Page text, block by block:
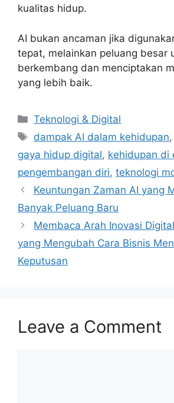
kualitas hidup.
AI bukan ancaman jika
tepat, melainkan peluang besar
berkembang dan menciptakan
yang lebih baik.
Categories
Teknologi & Digital
Tags
dampak AI dalam kehidupan,
gaya hidup digital, kehidupan di
pengembangan diri, teknologi
Keuntungan Zaman AI yang
Banyak Peluang Baru
Membaca Arah Inovasi
yang Mengubah Cara Bisnis
Keputusan
Leave a Comment